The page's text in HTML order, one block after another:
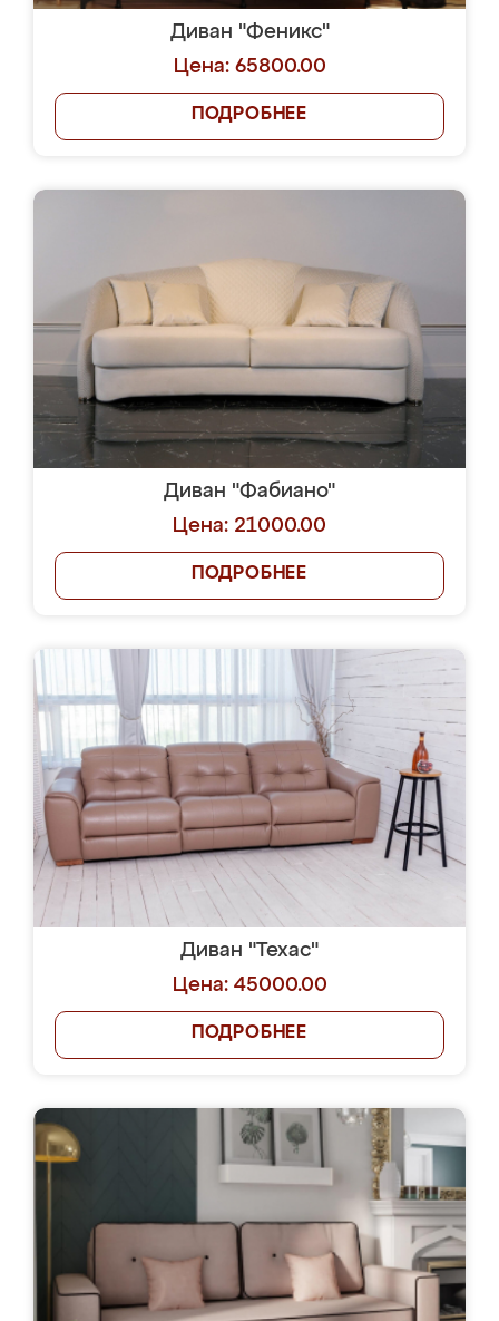
Диван "Феникс"
Цена: 65800.00
ПОДРОБНЕЕ
Диван "Фабиано"
Цена: 21000.00
ПОДРОБНЕЕ
Диван "Техас"
Цена: 45000.00
ПОДРОБНЕЕ